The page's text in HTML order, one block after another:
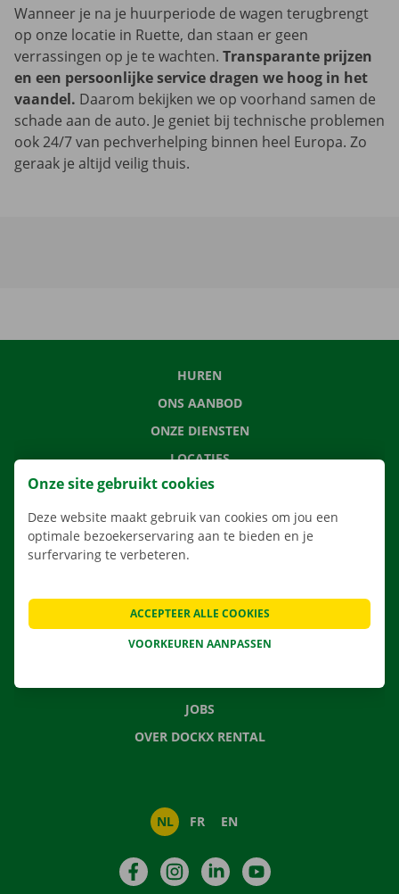
Wanneer je na je huurperiode de wagen terugbrengt
op onze locatie in Ruette, dan staan er geen
verrassingen op je te wachten. Transparante prijzen
en een persoonlijke service dragen we hoog in het
vaandel. Daarom bekijken we op voorhand samen de
schade aan de auto. Je geniet bij technische problemen
ook 24/7 van pechverhelping binnen heel Europa. Zo
geraak je altijd veilig thuis.
HUREN
ONS AANBOD
ONZE DIENSTEN
LOCATIES
APP
VERHUISOPLOSSINGEN
CONTACTEER ONS
VEELGESTELDE VRAGEN
NIEUWS
JOBS
OVER DOCKX RENTAL
NL FR EN
FacebookInstagramLinkedIn
Onze site gebruikt cookies
Deze website maakt gebruik van cookies om jou een
optimale bezoekerservaring aan te bieden en je
surfervaring te verbeteren.
VOORKEUREN AANPASSEN
ACCEPTEER ALLE COOKIES